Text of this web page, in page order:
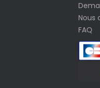
Nous
FAQ